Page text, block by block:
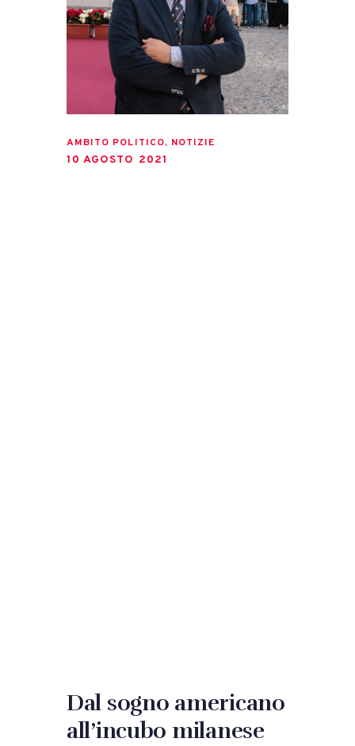
AMBITO POLITICO, NOTIZIE
10 AGOSTO 2021
Dal sogno americano
all’incubo milanese